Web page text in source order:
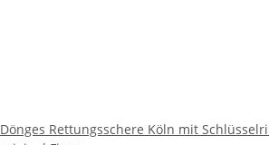
Dönges Rettungsschere Köln mit